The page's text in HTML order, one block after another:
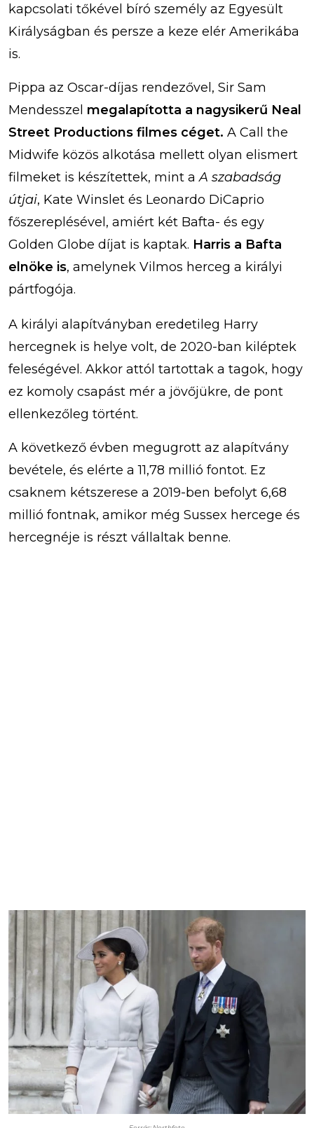
kapcsolati tőkével bíró személy az Egyesült
Királyságban és persze a keze elér Amerikába
is.
Pippa az Oscar-díjas rendezővel, Sir Sam
Mendesszel megalapította a nagysikerű Neal
Street Productions filmes céget. A Call the
Midwife közös alkotása mellett olyan elismert
filmeket is készítettek, mint aA szabadság
útjai, Kate Winslet és Leonardo DiCaprio
főszereplésével, amiért két Bafta- és egy
Golden Globe díjat is kaptak. Harris a Bafta
elnöke is, amelynek Vilmos herceg a királyi
pártfogója.
A királyi alapítványban eredetileg Harry
hercegnek is helye volt, de 2020-ban kiléptek
feleségével. Akkor attól tartottak a tagok, hogy
ez komoly csapást mér a jövőjükre, de pont
ellenkezőleg történt.
A következő évben megugrott az alapítvány
bevétele, és elérte a 11,78 millió fontot. Ez
csaknem kétszerese a 2019-ben befolyt 6,68
millió fontnak, amikor még Sussex hercege és
hercegnéje is részt vállaltak benne.